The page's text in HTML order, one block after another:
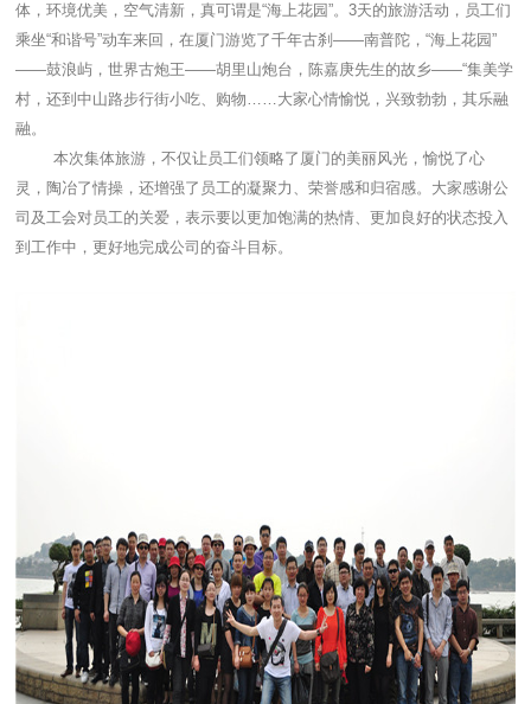
体，环境优美，空气清新，真可谓是“海上花园”。3天的旅游活动，员工们
乘坐“和谐号”动车来回，在厦门游览了千年古刹——南普陀，“海上花园”
——鼓浪屿，世界古炮王——胡里山炮台，陈嘉庚先生的故乡——“集美学
村，还到中山路步行街小吃、购物……大家心情愉悦，兴致勃勃，其乐融
融。
本次集体旅游，不仅让员工们领略了厦门的美丽风光，愉悦了心
灵，陶冶了情操，还增强了员工的凝聚力、荣誉感和归宿感。大家感谢公
司及工会对员工的关爱，表示要以更加饱满的热情、更加良好的状态投入
到工作中，更好地完成公司的奋斗目标。